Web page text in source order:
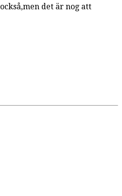
det är nog att